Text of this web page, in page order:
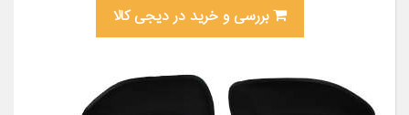
بررسی و خرید در دیجی کالا